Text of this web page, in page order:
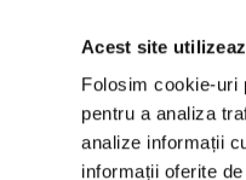
Acest site
Folosim cookie-uri
pentru a analiza
analize informații
informații oferite
Cele mai căutate cărți
Blog Printre Carti
Cărţi sub 5 lei
Cărţi sub 8 lei